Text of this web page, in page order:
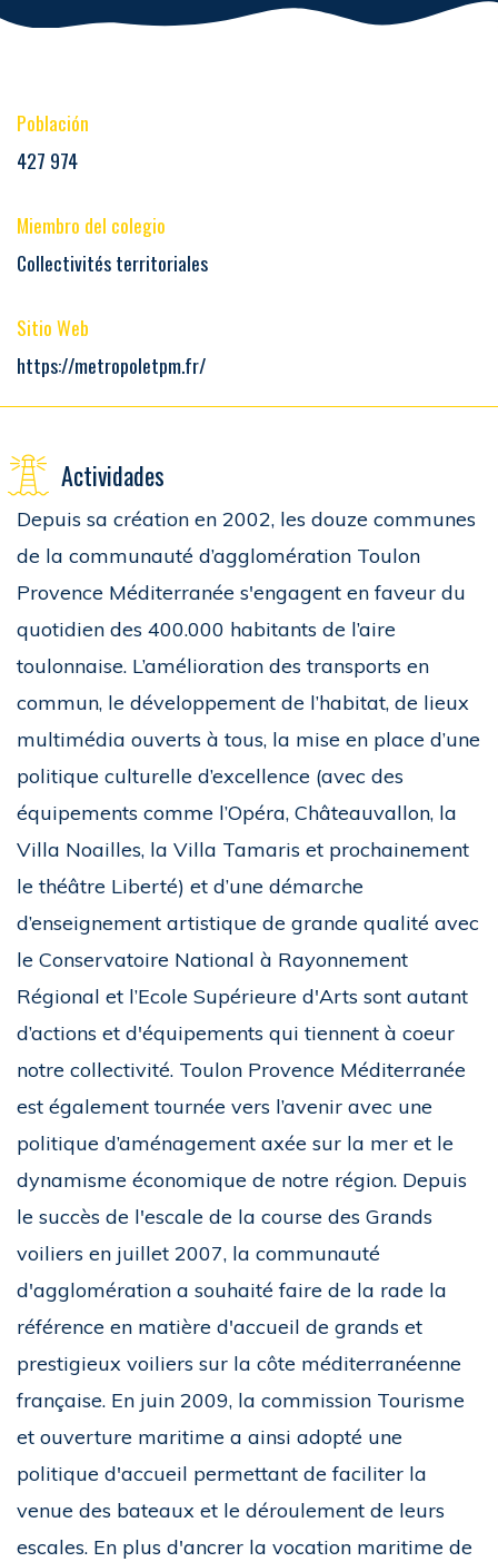
Población
427 974
Miembro del colegio
Collectivités territoriales
Sitio Web
https://metropoletpm.fr/
Actividades
Depuis sa création en 2002, les douze communes
de la communauté d’agglomération Toulon
Provence Méditerranée s'engagent en faveur du
quotidien des 400.000 habitants de l’aire
toulonnaise. L’amélioration des transports en
commun, le développement de l’habitat, de lieux
multimédia ouverts à tous, la mise en place d’une
politique culturelle d’excellence (avec des
équipements comme l’Opéra, Châteauvallon, la
Villa Noailles, la Villa Tamaris et prochainement
le théâtre Liberté) et d’une démarche
d’enseignement artistique de grande qualité avec
le Conservatoire National à Rayonnement
Régional et l’Ecole Supérieure d'Arts sont autant
d’actions et d'équipements qui tiennent à coeur
notre collectivité. Toulon Provence Méditerranée
est également tournée vers l’avenir avec une
politique d’aménagement axée sur la mer et le
dynamisme économique de notre région. Depuis
le succès de l'escale de la course des Grands
voiliers en juillet 2007, la communauté
d'agglomération a souhaité faire de la rade la
référence en matière d'accueil de grands et
prestigieux voiliers sur la côte méditerranéenne
française. En juin 2009, la commission Tourisme
et ouverture maritime a ainsi adopté une
politique d'accueil permettant de faciliter la
venue des bateaux et le déroulement de leurs
escales. En plus d'ancrer la vocation maritime de